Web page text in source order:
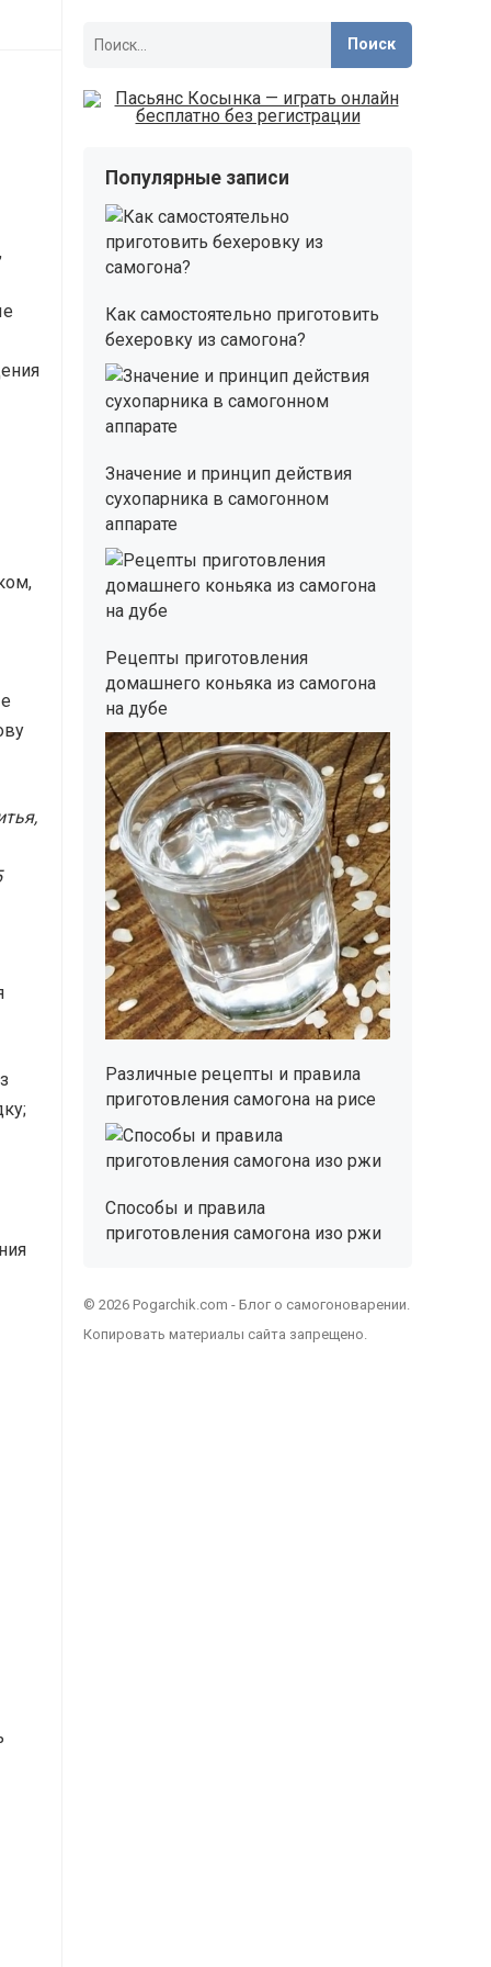
Популярные записи
Как самостоятельно приготовить
бехеровку из самогона?
Значение и принцип действия
сухопарника в самогонном
аппарате
Рецепты приготовления
домашнего коньяка из самогона
на дубе
Различные рецепты и правила
приготовления самогона на рисе
Способы и правила
приготовления самогона изо ржи
© 2026 Pogarchik.com - Блог о самогоноварении.
Копировать материалы сайта запрещено.